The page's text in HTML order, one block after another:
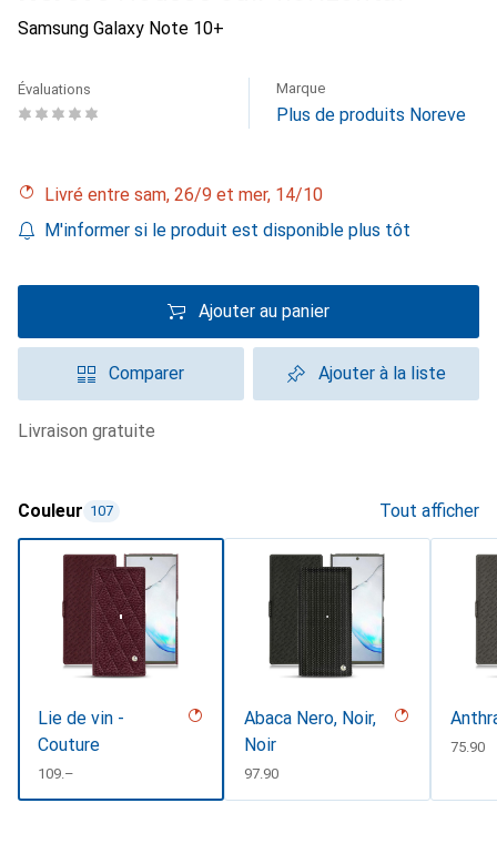
Samsung Galaxy Note 10+
Évaluations Marque
Plus de produits Noreve
Livré entre sam, 26/9 et mer, 14/10
M'informer si le produit est disponible plus tôt
Ajouter au panier
Comparer Ajouter à la liste
livraison gratuite
Couleur 107 Tout afficher
Lie de vin -
Couture
CHF
109.–
Abaca Nero, Noir,
Noir
CHF
97.90
CHF
75.90